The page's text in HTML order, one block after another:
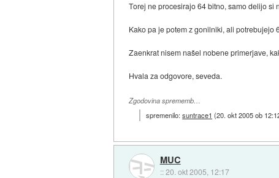
Torej ne procesirajo 64 bitno, samo delijo si
Kako pa je potem z gonilniki, ali potrebujejo
Zaenkrat nisem našel nobene primerjave,
Hvala za odgovore, seveda.
Zgodovina sprememb…
spremenilo:suntrace1 (20. okt 2005 ob
MUC
::20. okt 2005, 12:17